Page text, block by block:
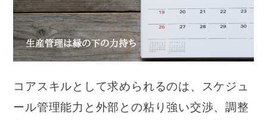
コアスキルとして求められるのは、スケジュ
ール管理能力と外部との粘り強い交渉、調整